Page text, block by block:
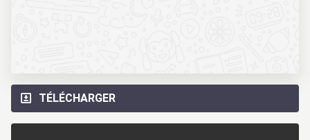
TÉLÉCHARGER